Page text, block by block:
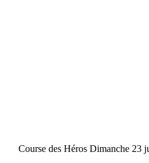
Course des Héros Dimanche 23